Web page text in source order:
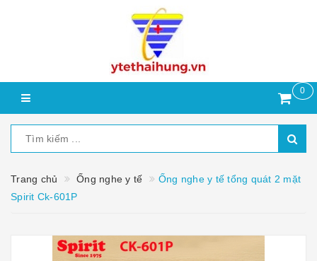
0
Trang chủ Ống nghe y tế
Ống nghe y tế tổng quát 2 mặt
Spirit Ck-601P